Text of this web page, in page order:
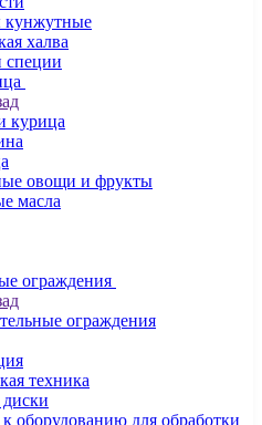
кунжутные
халва
курица
овощи и фрукты
масла
ограждения
ограждения
техника
оборудованию для обработки